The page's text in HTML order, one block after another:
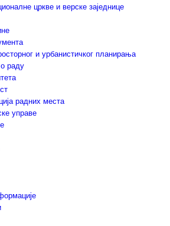
цркве и верске заједнице
и урбанистичког планирања
раду
радних места
управе